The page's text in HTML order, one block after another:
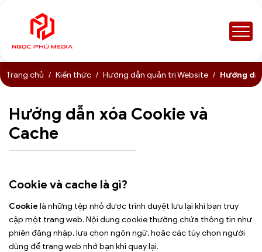
Trang chủ Kiến thức Hướng dẫn quản trị Website Hướng
Hướng dẫn xóa Cookie và
Cache
Cookie và cache là gì?
Cookie là những tệp nhỏ được trình duyệt lưu lại khi bạn truy
cập một trang web. Nội dung cookie thường chứa thông tin như
phiên đăng nhập, lựa chọn ngôn ngữ, hoặc các tùy chọn người
dùng để trang web nhớ bạn khi quay lại.